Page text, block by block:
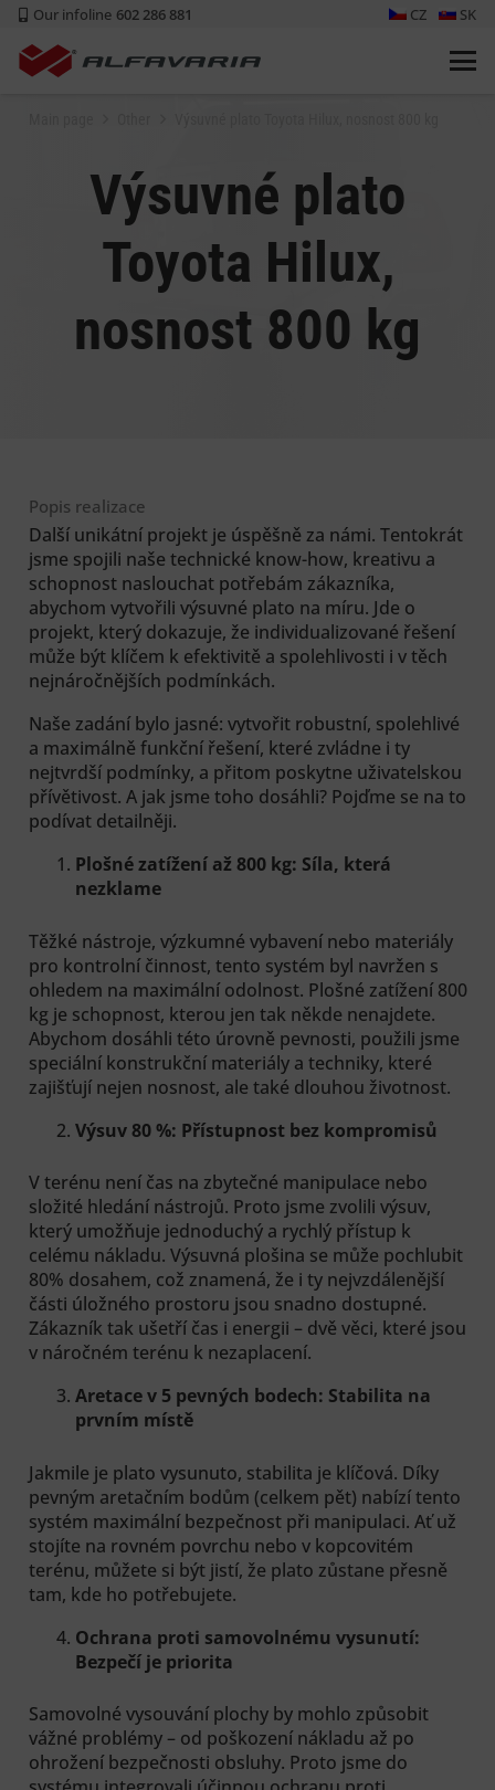
Our infoline 602 286 881 CZ SK
Výsuvné plato
Toyota Hilux,
nosnost 800 kg
Popis realizace
Další unikátní projekt je úspěšně za námi. Tentokrát
jsme spojili naše technické know-how, kreativu a
schopnost naslouchat potřebám zákazníka,
abychom vytvořili výsuvné plato na míru. Jde o
projekt, který dokazuje, že individualizované řešení
může být klíčem k efektivitě a spolehlivosti i v těch
nejnáročnějších podmínkách.
Naše zadání bylo jasné: vytvořit robustní, spolehlivé
a maximálně funkční řešení, které zvládne i ty
nejtvrdší podmínky, a přitom poskytne uživatelskou
přívětivost. A jak jsme toho dosáhli? Pojďme se na to
podívat detailněji.
Plošné zatížení až 800 kg: Síla, která
nezklame
Těžké nástroje, výzkumné vybavení nebo materiály
pro kontrolní činnost, tento systém byl navržen s
ohledem na maximální odolnost. Plošné zatížení 800
kg je schopnost, kterou jen tak někde nenajdete.
Abychom dosáhli této úrovně pevnosti, použili jsme
speciální konstrukční materiály a techniky, které
zajišťují nejen nosnost, ale také dlouhou životnost.
Výsuv 80 %: Přístupnost bez kompromisů
V terénu není čas na zbytečné manipulace nebo
složité hledání nástrojů. Proto jsme zvolili výsuv,
který umožňuje jednoduchý a rychlý přístup k
celému nákladu. Výsuvná plošina se může pochlubit
80% dosahem, což znamená, že i ty nejvzdálenější
části úložného prostoru jsou snadno dostupné.
Zákazník tak ušetří čas i energii – dvě věci, které jsou
v náročném terénu k nezaplacení.
Aretace v 5 pevných bodech: Stabilita na
prvním místě
Jakmile je plato vysunuto, stabilita je klíčová. Díky
pevným aretačním bodům (celkem pět) nabízí tento
systém maximální bezpečnost při manipulaci. Ať už
stojíte na rovném povrchu nebo v kopcovitém
terénu, můžete si být jistí, že plato zůstane přesně
tam, kde ho potřebujete.
Ochrana proti samovolnému vysunutí:
Bezpečí je priorita
Samovolné vysouvání plochy by mohlo způsobit
vážné problémy – od poškození nákladu až po
ohrožení bezpečnosti obsluhy. Proto jsme do